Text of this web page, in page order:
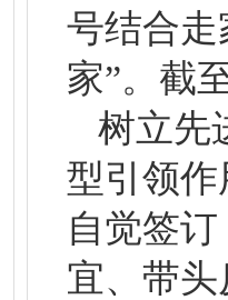
号结合
家”。截
树立先
型引领作
自觉签
宜、带